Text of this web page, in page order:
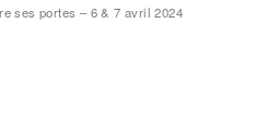
ses portes – 6 & 7 avril 2024